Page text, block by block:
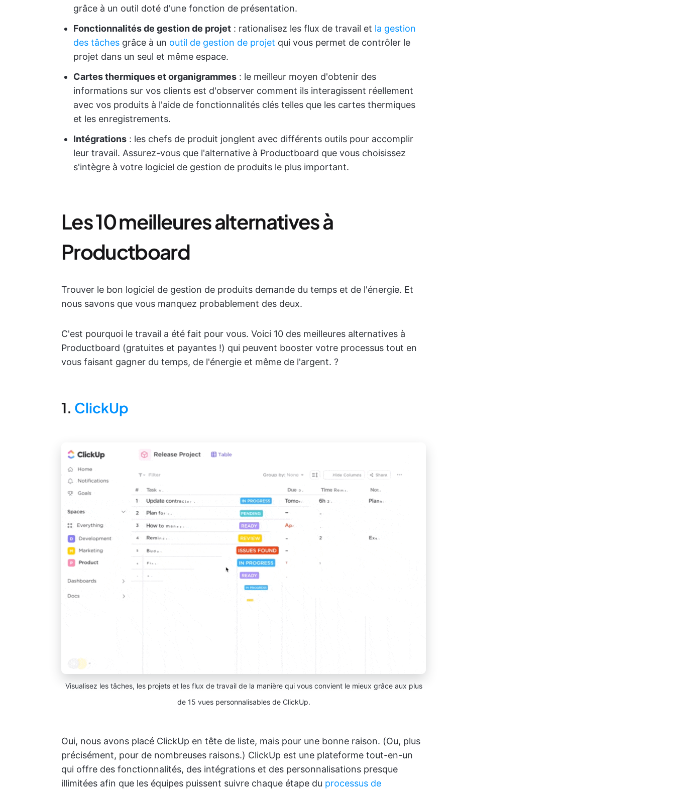
grâce à un outil doté d'une fonction de présentation.
Fonctionnalités de gestion de projet : rationalisez les flux de travail et la gestion
des tâches grâce à un outil de gestion de projet qui vous permet de contrôler le
projet dans un seul et même espace.
Cartes thermiques et organigrammes : le meilleur moyen d'obtenir des
informations sur vos clients est d'observer comment ils interagissent réellement
avec vos produits à l'aide de fonctionnalités clés telles que les cartes thermiques
et les enregistrements.
Intégrations : les chefs de produit jonglent avec différents outils pour accomplir
leur travail. Assurez-vous que l'alternative à Productboard que vous choisissez
s'intègre à votre logiciel de gestion de produits le plus important.
Les 10 meilleures alternatives à
Productboard
Trouver le bon logiciel de gestion de produits demande du temps et de l'énergie. Et
nous savons que vous manquez probablement des deux.
C'est pourquoi le travail a été fait pour vous. Voici 10 des meilleures alternatives à
Productboard (gratuites et payantes !) qui peuvent booster votre processus tout en
vous faisant gagner du temps, de l'énergie et même de l'argent. ?
1. ClickUp
Visualisez les tâches, les projets et les flux de travail de la manière qui vous convient le mieux grâce aux plus
de 15 vues personnalisables de ClickUp.
Oui, nous avons placé ClickUp en tête de liste, mais pour une bonne raison. (Ou, plus
précisément, pour de nombreuses raisons.) ClickUp est une plateforme tout-en-un
qui offre des fonctionnalités, des intégrations et des personnalisations presque
illimitées afin que les équipes puissent suivre chaque étape du processus de